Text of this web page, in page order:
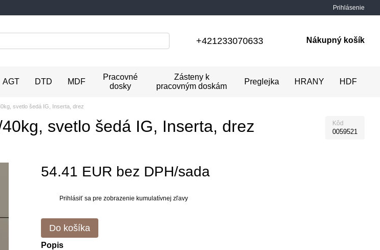
Prihlásenie
+421233070633 Nákupný košík
AGT DTD MDF
Pracovné
dosky
Zásteny k
pracovným doskám
Preglejka HRANY HDF
svetlo šedá IG, Inserta, drez
svetlo šedá IG, Inserta, drez Kôd
0059521
54.41 EUR bez DPH/sada
Prihlásiť sa pre zobrazenie kumulatívnej zľavy
Do košíka
Popis